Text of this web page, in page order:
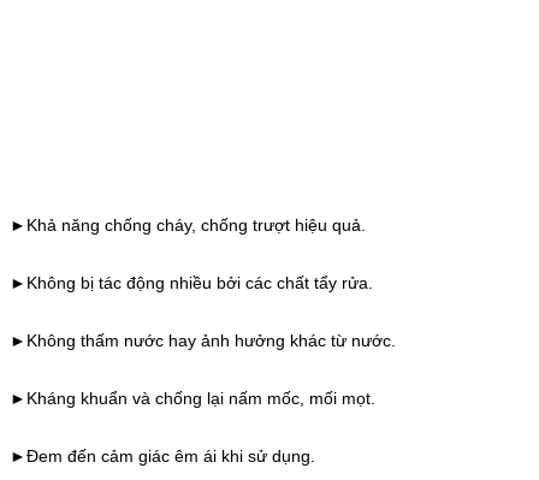
►Khả năng chống cháy, chống trượt hiệu quả.
►Không bị tác động nhiều bởi các chất tẩy rửa.
►Không thấm nước hay ảnh hưởng khác từ nước.
►Kháng khuẩn và chống lại nấm mốc, mối mọt.
►Đem đến cảm giác êm ái khi sử dụng.